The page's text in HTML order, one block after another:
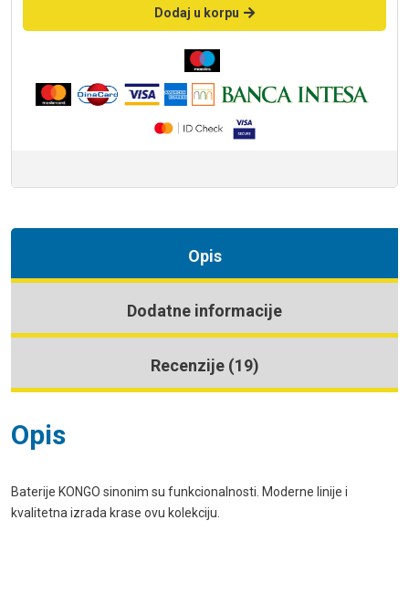
lavaboKONGO
Dodaj u korpu
Opis
Dodatne informacije
Recenzije (19)
Opis
Baterije KONGO sinonim su funkcionalnosti. Moderne linije i
kvalitetna izrada krase ovu kolekciju.